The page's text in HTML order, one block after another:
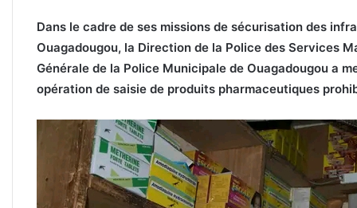
Dans le cadre de ses missions de sécurisation des
Ouagadougou, la Direction de la Police des Services
Générale de la Police Municipale de Ouagadougou a
opération de saisie de produits pharmaceutiques